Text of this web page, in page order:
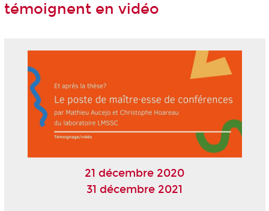
témoignent en vidéo
21 décembre 2020
31 décembre 2021